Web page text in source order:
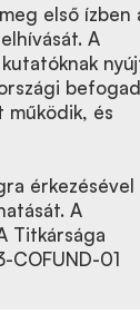
első ízben
A
és
érkezésével
A
Titkársága
COFUND-01